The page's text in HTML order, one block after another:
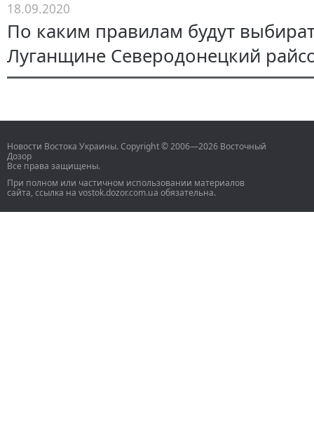
18.09.2020
По каким правилам будут
Луганщине Северодонецкий
Новости Востока Украины. Copyright © 2006—2026 Восточный
Дозор
Все права защищены.
При полном или частичном использовании материалов
сайта, ссылка на vostok.dozor.com.ua обязательна.